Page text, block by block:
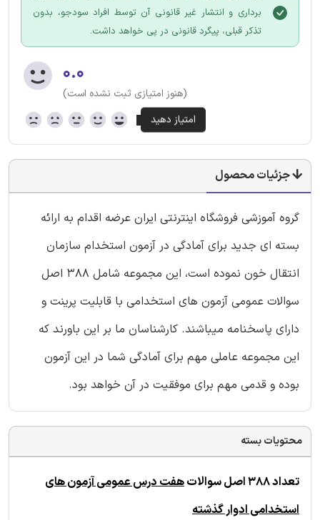
برداری و انتشار غیر قانونی آن توسط افراد سودجو، بدون
تذکر قبلی، پیگرد قانونی در پی خواهد داشت.
۰.۰
(هنوز امتیازی ثبت نشده است)
جزئیات محصول
گروه آموزشی فروشگاه اینترنتی ایران عرضه اقدام به ارائه
بسته ای جدید برای آمادگی در آزمون استخدام سازمان
انتقال خون نموده است، این مجموعه شامل 388 اصل
سوالات عمومی آزمون های استخدامی با قابلیت پرینت و
دارای پاسخنامه میباشند. کارشناسان ما بر این باورند که
این مجموعه عاملی مهم برای آمادگی شما در این آزمون
بوده و قدمی مهم برای موفقیت در آن خواهد بود.
محتویات بسته
تعداد 388 اصل سوالات
هفت درس عمومی آزمون های
استخدامی ادوار گذشته